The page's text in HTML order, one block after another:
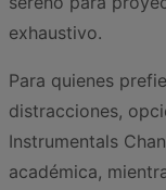
exhaustivo.
Para quienes
distracciones,
Instrumentals
académica,